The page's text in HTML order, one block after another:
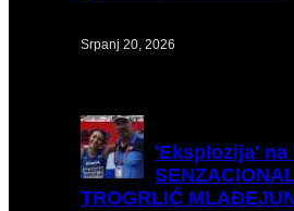
Srpanj 20, 2026
'Eksplozija' na
TROGRLIĆ